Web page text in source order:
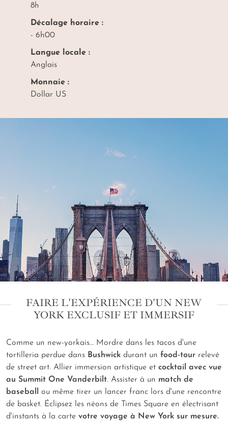
8h
Décalage horaire :
- 6h00
Langue locale :
Anglais
Monnaie :
Dollar US
FAIRE L'EXPÉRIENCE D'UN NEW
YORK EXCLUSIF ET IMMERSIF
Comme un new-yorkais… Mordre dans les tacos d'une
tortilleria perdue dans Bushwick durant un food-tour relevé
de street art. Allier immersion artistique et cocktail avec vue
au Summit One Vanderbilt. Assister à un match de
baseball
ou même tirer un lancer franc lors d'une rencontre
de basket. Éclipsez les néons de Times Square en électrisant
d'instants à la carte votre voyage à New York sur mesure.